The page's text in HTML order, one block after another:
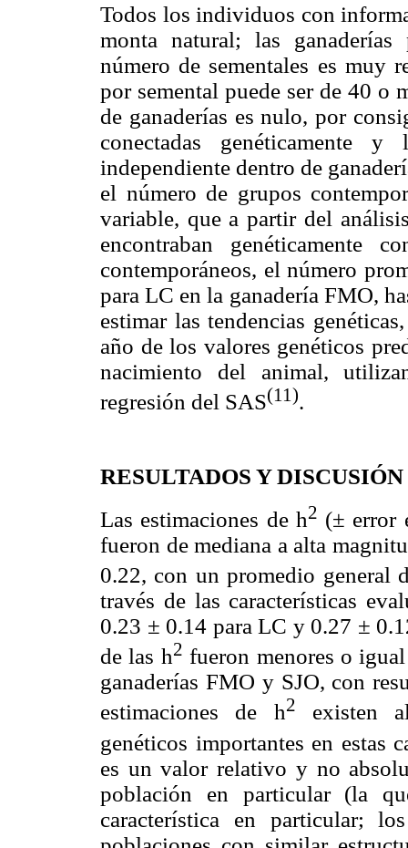
Todos los individuos con
monta natural; las
número de sementales es muy
por semental puede ser de 40 o
de ganaderías es nulo, por
conectadas genéticamente
independiente dentro de
el número de grupos
variable, que a partir del
encontraban genéticamente
contemporáneos, el número
para LC en la ganadería FMO,
estimar las tendencias
año de los valores genéticos
nacimiento del animal,
regresión del SAS(11).
RESULTADOS Y DISCUSIÓN
Las estimaciones de h2 (± error
fueron de mediana a alta
0.22, con un promedio general
través de las características
0.23 ± 0.14 para LC y 0.27 ±
de las h2 fueron menores o
ganaderías FMO y SJO, con
estimaciones de h2
existen
genéticos importantes en estas
es un valor relativo y no
población en particular (la
característica en particular;